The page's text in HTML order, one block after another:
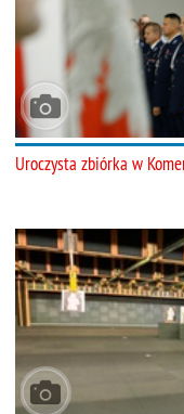
Uroczysta zbiórka w